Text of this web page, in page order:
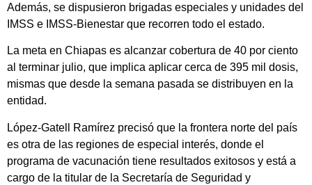
Además, se dispusieron brigadas especiales y unidades del
IMSS e IMSS-Bienestar que recorren todo el estado.
La meta en Chiapas es alcanzar cobertura de 40 por ciento
al terminar julio, que implica aplicar cerca de 395 mil dosis,
mismas que desde la semana pasada se distribuyen en la
entidad.
López-Gatell Ramírez precisó que la frontera norte del país
es otra de las regiones de especial interés, donde el
programa de vacunación tiene resultados exitosos y está a
cargo de la titular de la Secretaría de Seguridad y